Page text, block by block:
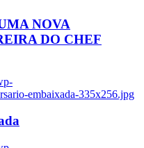
NOVA
DO CHEF
embaixada-335x256.jpg